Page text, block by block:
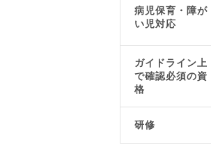
病児保育・障が
い児対応
ガイドライン上
で確認必須の資
格
研修